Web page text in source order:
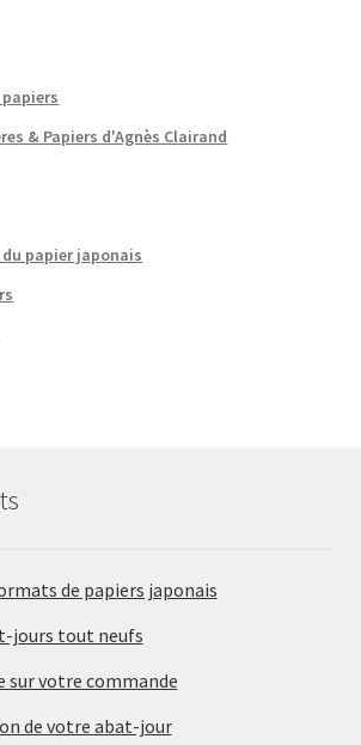
& Papiers d'Agnès Clairand
papier japonais
de papiers japonais
jours tout neufs
sur votre commande
de votre abat-jour